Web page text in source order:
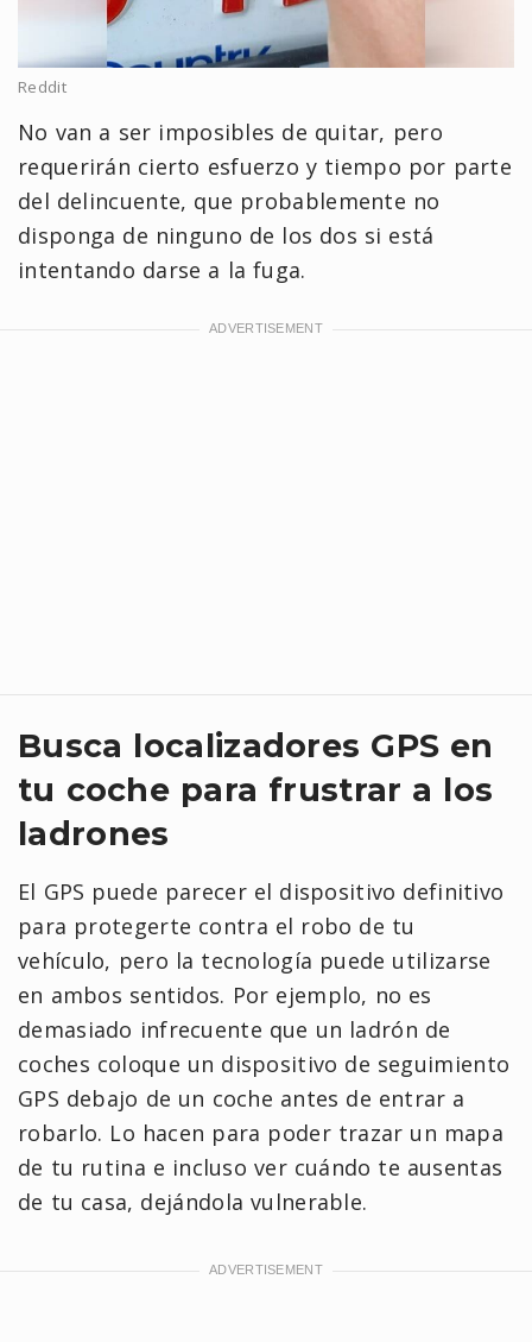
Reddit
No van a ser imposibles de quitar, pero
requerirán cierto esfuerzo y tiempo por parte
del delincuente, que probablemente no
disponga de ninguno de los dos si está
intentando darse a la fuga.
Busca localizadores GPS en
tu coche para frustrar a los
ladrones
El GPS puede parecer el dispositivo definitivo
para protegerte contra el robo de tu
vehículo, pero la tecnología puede utilizarse
en ambos sentidos. Por ejemplo, no es
demasiado infrecuente que un ladrón de
coches coloque un dispositivo de seguimiento
GPS debajo de un coche antes de entrar a
robarlo. Lo hacen para poder trazar un mapa
de tu rutina e incluso ver cuándo te ausentas
de tu casa, dejándola vulnerable.